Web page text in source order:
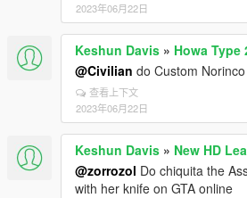
2023年06月22日
Keshun Davis » Howa Type
@Civilian do Custom
查看上下文
2023年06月22日
Keshun Davis » New HD
@zorrozol Do chiquita the
with her knife on GTA online